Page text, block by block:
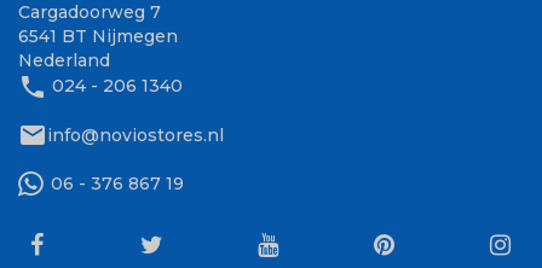
Cargadoorweg 7
6541 BT Nijmegen
Nederland
phone 024 - 206 1340
mailinfo@noviostores.nl
06 - 376 867 19